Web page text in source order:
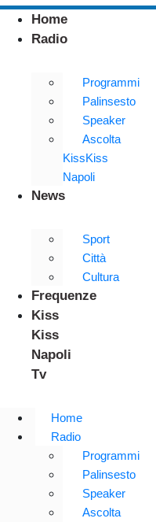
Home
Radio
Programmi
Palinsesto
Speaker
Ascolta
KissKiss
Napoli
News
Sport
Città
Cultura
Frequenze
Kiss
Kiss
Napoli
Tv
Home
Radio
Programmi
Palinsesto
Speaker
Ascolta